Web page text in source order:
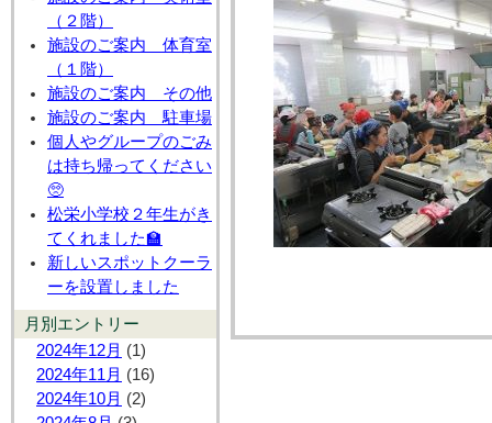
（２階）
施設のご案内 体育室
（１階）
施設のご案内 その他
施設のご案内 駐車場
個人やグループのごみ
は持ち帰ってください
🥺
松栄小学校２年生がき
てくれました🏫
新しいスポットクーラ
ーを設置しました
月別エントリー
2024年12月 (1)
2024年11月 (16)
2024年10月 (2)